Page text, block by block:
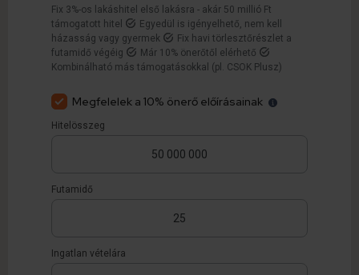
Fix 3%-os lakáshitel első lakásra - akár 50 millió Ft
támogatott hitel
Egyedül is igényelhető, nem kell
házasság vagy gyermek
Fix havi törlesztőrészlet a
futamidő végéig
Már 10% önerőtől elérhető
Kombinálható más támogatásokkal (pl. CSOK Plusz)
Hitelösszeg
Futamidő
Ingatlan vételára
Megfelelek a 10% önerő előírásainak